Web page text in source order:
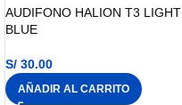
AUDIFONO HALION T3 LIGHT
BLUE
S/ 30.00
AÑADIR AL CARRITO